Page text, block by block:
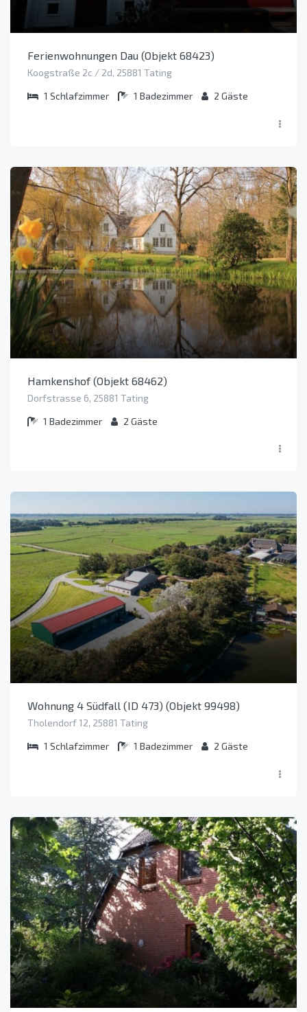
Ferienwohnungen Dau (Objekt 68423)
Koogstraße 2c / 2d, 25881 Tating
1 Schlafzimmer 1 Badezimmer 2 Gäste
Hamkenshof (Objekt 68462)
Dorfstrasse 6, 25881 Tating
1 Badezimmer 2 Gäste
Wohnung 4 Südfall (ID 473) (Objekt 99498)
Tholendorf 12, 25881 Tating
1 Schlafzimmer 1 Badezimmer 2 Gäste